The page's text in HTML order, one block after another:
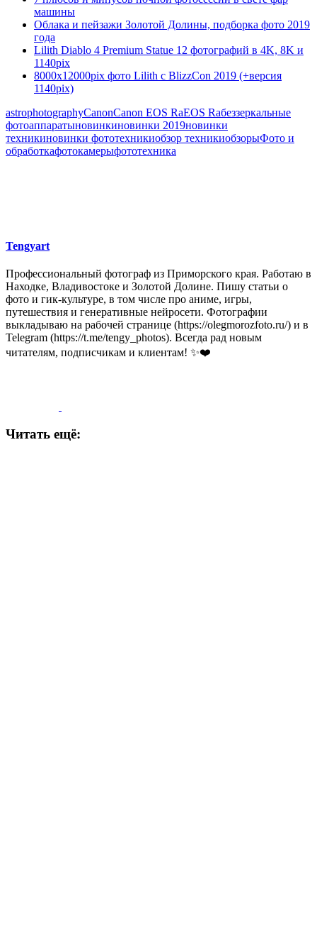
машины
Облака и пейзажи Золотой Долины, подборка фото 2019
года
Lilith Diablo 4 Premium Statue 12 фотографий в 4K, 8K и
1140pix
8000х12000pix фото Lilith с BlizzCon 2019 (+версия
1140pix)
astrophotographyCanonCanon EOS RaEOS Raбеззеркальные
фотоаппаратыновинкиновинки 2019новинки
техникиновинки фототехникиобзор техникиобзорыФото и
обработкафотокамерыфототехника
Tengyart
Профессиональный фотограф из Приморского края. Работаю в
Находке, Владивостоке и Золотой Долине. Пишу статьи о
фото и гик-культуре, в том числе про аниме, игры,
путешествия и генеративные нейросети. Фотографии
выкладываю на рабочей странице (https://olegmorozfoto.ru/) и в
Telegram (https://t.me/tengy_photos). Всегда рад новым
читателям, подписчикам и клиентам! ✨❤️
Читать ещё: